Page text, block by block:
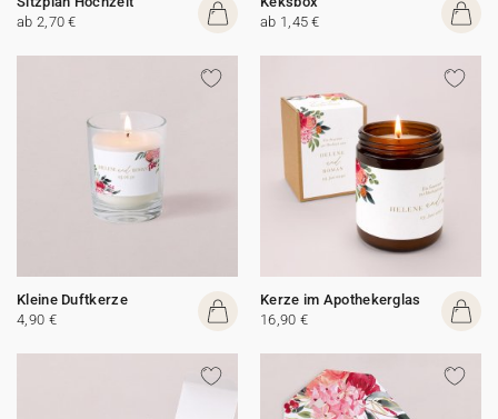
ab 2,70 €
ab 1,45 €
Kleine Duftkerze
4,90 €
Kerze im Apothekerglas
16,90 €